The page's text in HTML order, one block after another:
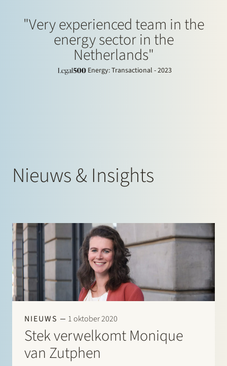
"Very experienced team in the
energy sector in the
Netherlands"
Energy: Transactional - 2023
Nieuws & Insights
NIEUWS 1 oktober 2020
Stek verwelkomt Monique
van Zutphen